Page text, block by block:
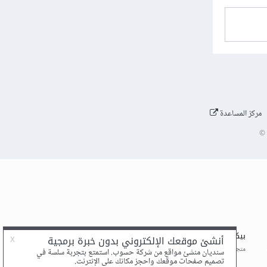
مركز المساعدة
©